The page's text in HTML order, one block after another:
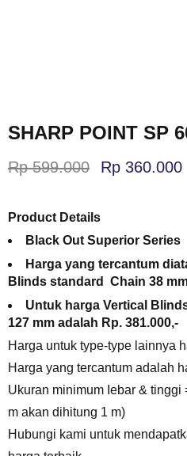
SHARP POINT SP
Rp599.000 Rp 360.000
Product Details
Black Out Superior Series
Harga yang tercantum
Blinds standard Chain 38
Untuk harga Vertical
127 mm adalah Rp. 381.000,-
Harga untuk type-type lainnya
Harga yang tercantum adalah
Ukuran minimum Iebar & tinggi
m akan dihitung 1 m)
Hubungi kami untuk